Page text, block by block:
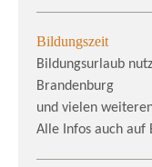
Bildungszeit
Bildungsurlaub
Brandenburg
und vielen
Alle Infos auch auf